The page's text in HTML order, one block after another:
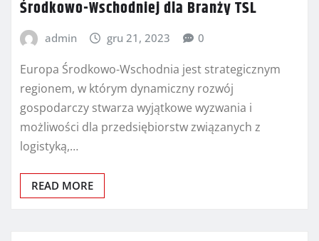
Środkowo-Wschodniej dla Branży TSL
admin gru 21, 2023 0
Europa Środkowo-Wschodnia jest strategicznym
regionem, w którym dynamiczny rozwój
gospodarczy stwarza wyjątkowe wyzwania i
możliwości dla przedsiębiorstw związanych z
logistyką,…
READ MORE